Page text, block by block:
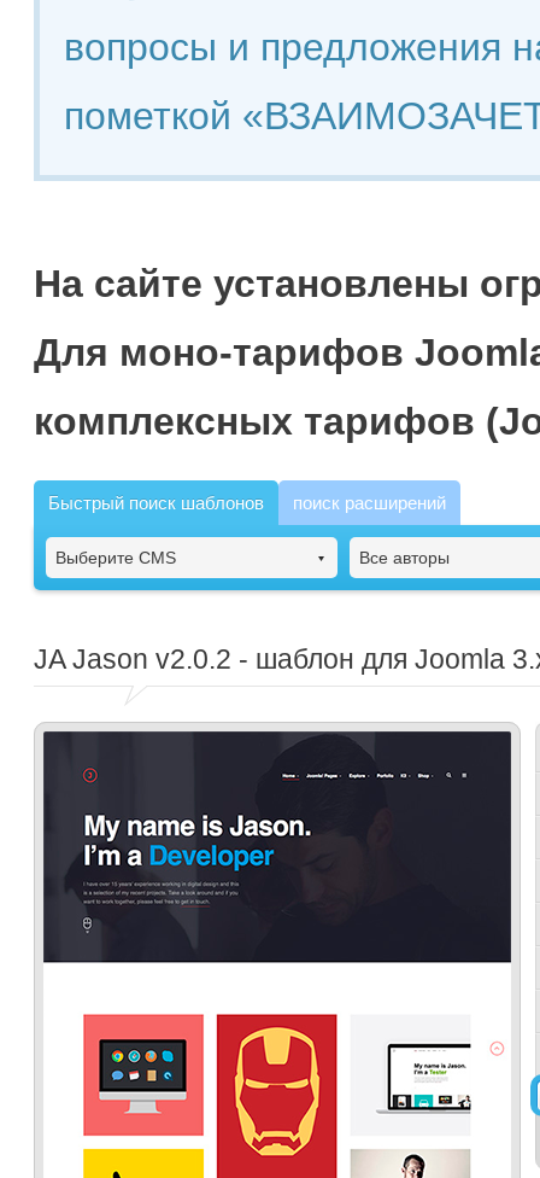
вопросы и предложения
пометкой
На сайте установлены
Для моно-тарифов
комплексных тарифов
Быстрый поиск шаблонов поиск расширений
Выберите CMS Все авторы
JA Jason v2.0.2 - шаблон для Joomla